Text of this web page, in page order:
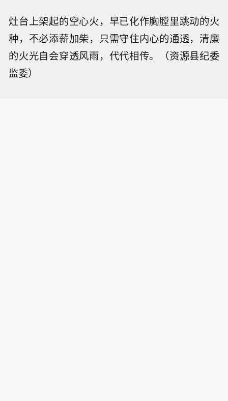
灶台上架起的空心火，早已化作胸膛里跳动的火
种，不必添薪加柴，只需守住内心的通透，清廉
的火光自会穿透风雨，代代相传。（资源县纪委
监委）